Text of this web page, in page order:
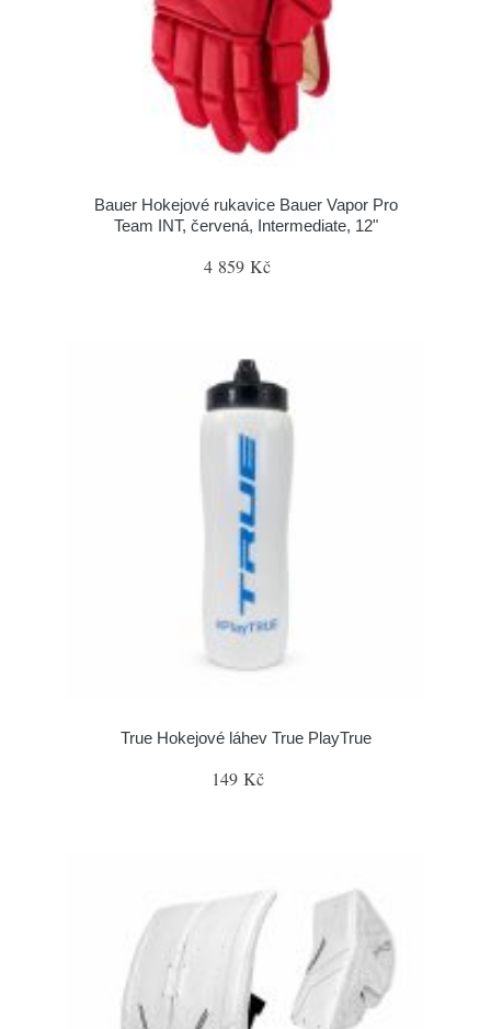
Bauer Hokejové rukavice Bauer Vapor Pro
Team INT, červená, Intermediate, 12"
4 859 Kč
True Hokejové láhev True PlayTrue
149 Kč